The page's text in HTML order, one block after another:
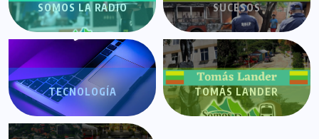
SOMOS LA RADIO SUCESOS
TECNOLOGÍA TOMÁS LANDER